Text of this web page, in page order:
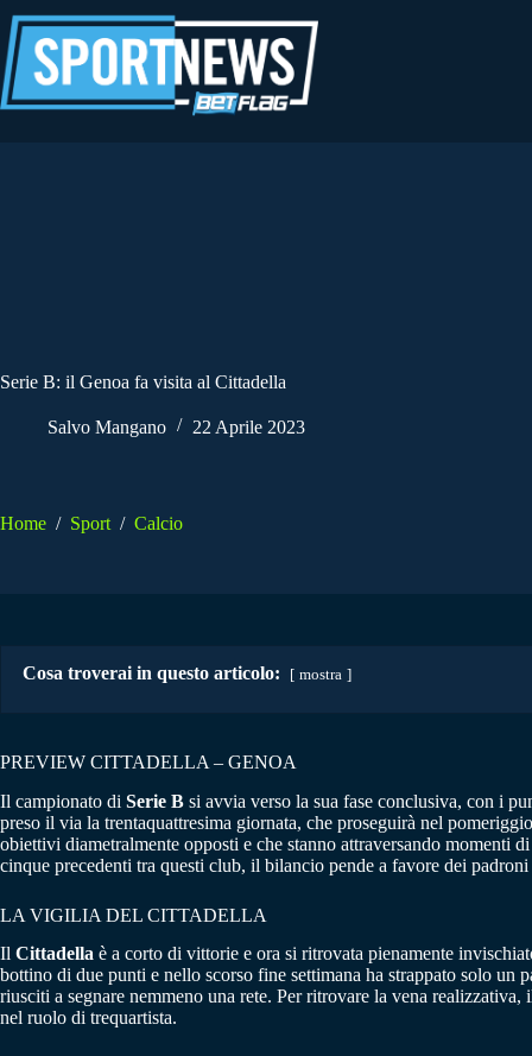
al
contenuto
Serie B: il Genoa fa visita al Cittadella
Salvo Mangano 22 Aprile 2023
Home / Sport / Calcio
Cosa troverai in questo articolo: mostra
PREVIEW CITTADELLA – GENOA
Il campionato di Serie B si avvia verso la sua fase conclusiva, con i
preso il via la trentaquattresima giornata, che proseguirà nel
obiettivi diametralmente opposti e che stanno attraversando
cinque precedenti tra questi club, il bilancio pende a favore dei
LA VIGILIA DEL CITTADELLA
Il Cittadella è a corto di vittorie e ora si ritrovata pienamente
bottino di due punti e nello scorso fine settimana ha strappato solo
riusciti a segnare nemmeno una rete. Per ritrovare la vena
nel ruolo di trequartista.